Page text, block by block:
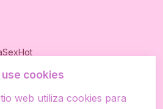
use cookies
web utiliza cookies para